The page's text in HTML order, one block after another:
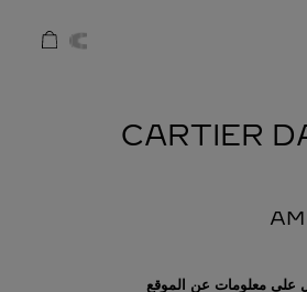
على معلومات عن الموقع